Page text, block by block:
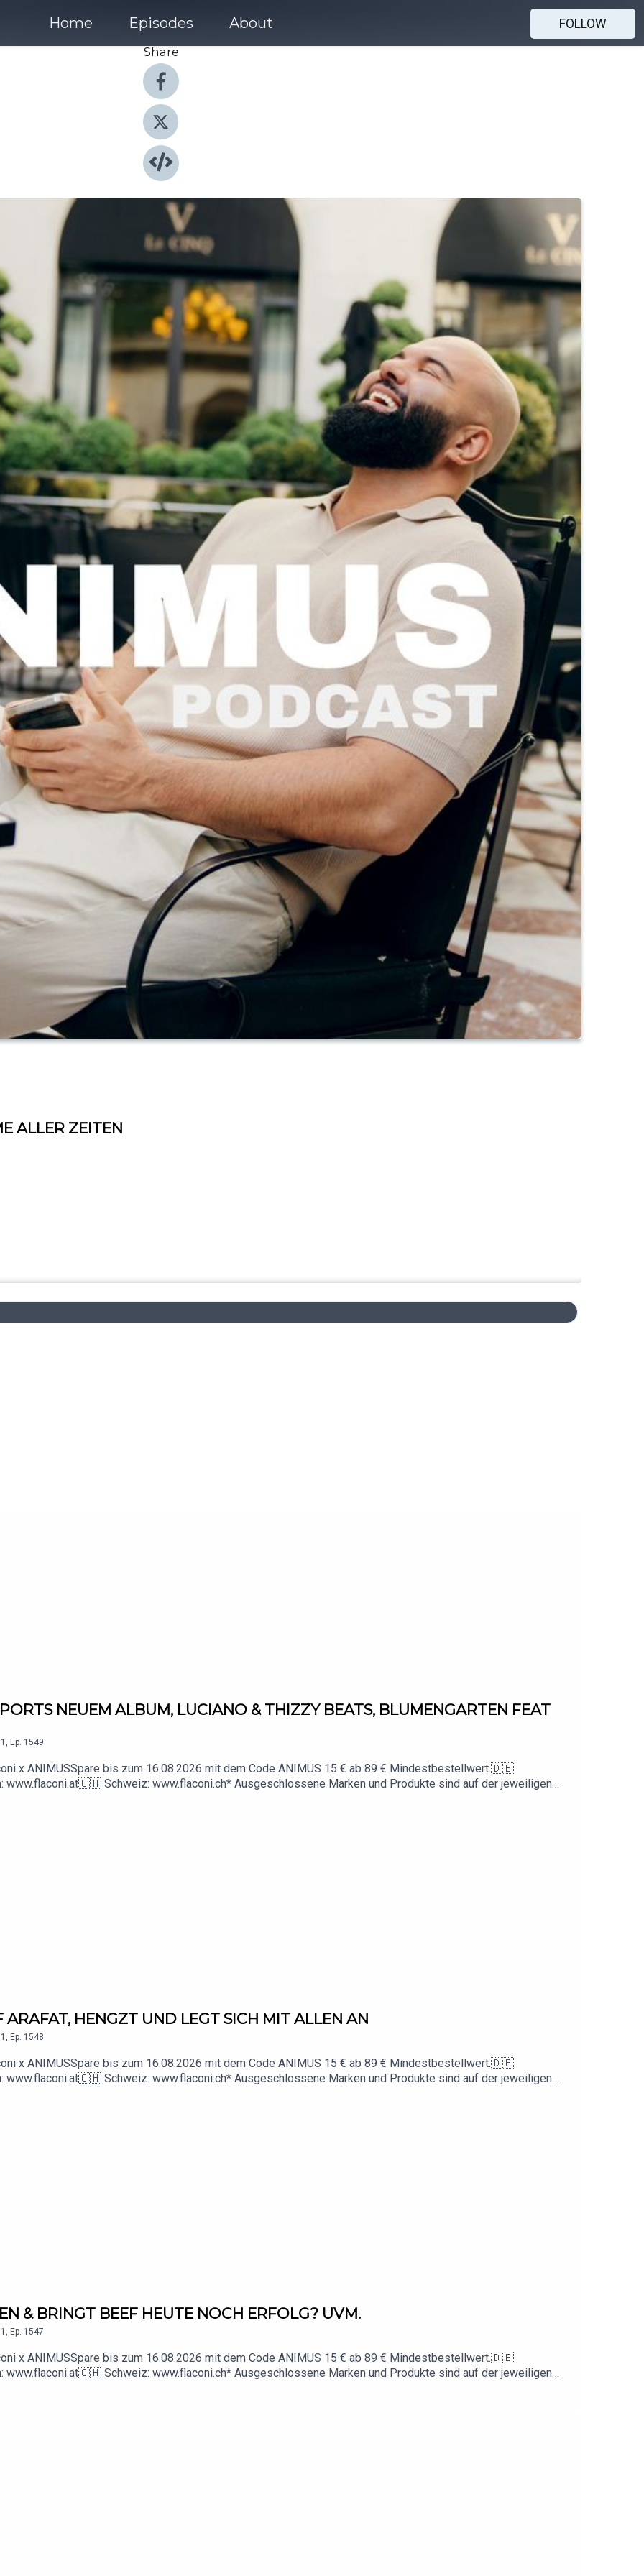
Home Episodes About
FOLLOW
Share
ALLER ZEITEN
NEUEM ALBUM, LUCIANO & THIZZY BEATS, BLUMENGARTEN FEAT
1 Ep. 1549
x ANIMUSSpare bis zum 16.08.2026 mit dem Code ANIMUS 15 € ab 89 € Mindestbestellwert.🇩🇪
Schweiz: www.flaconi.ch* Ausgeschlossene Marken und Produkte sind auf der jeweiligen
www.youtube.com/@animus_offiziell📸 Instagram: https://www.instagram.com/animus📩 Business-
HENGZT UND LEGT SICH MIT ALLEN AN
1 Ep. 1548
x ANIMUSSpare bis zum 16.08.2026 mit dem Code ANIMUS 15 € ab 89 € Mindestbestellwert.🇩🇪
Schweiz: www.flaconi.ch* Ausgeschlossene Marken und Produkte sind auf der jeweiligen
www.youtube.com/@animus_offiziell📸 Instagram: https://www.instagram.com/animus📩 Business-
& BRINGT BEEF HEUTE NOCH ERFOLG? UVM.
1 Ep. 1547
x ANIMUSSpare bis zum 16.08.2026 mit dem Code ANIMUS 15 € ab 89 € Mindestbestellwert.🇩🇪
Schweiz: www.flaconi.ch* Ausgeschlossene Marken und Produkte sind auf der jeweiligen
www.youtube.com/@animus_offiziell📸 Instagram: https://www.instagram.com/animus📩 Business-